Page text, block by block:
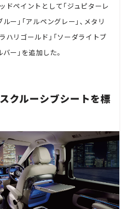
ドペイントとして「ジュピターレ
ー」「アルペングレー」、メタリ
ハリゴールド」「ソーダライトブ
ー」を追加した。
クルーシブシートを標